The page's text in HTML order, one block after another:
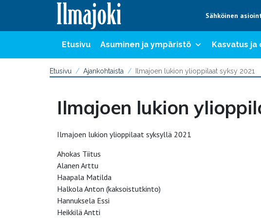
Sähköinen
Etusivu Asuminen ja ympäristö Kasvatus ja
Etusivu Ajankohtaista Ilmajoen lukion ylioppilaat syksy 2021
Ilmajoen lukion
Ilmajoen lukion ylioppilaat syksyllä 2021
Ahokas Tiitus
Alanen Arttu
Haapala Matilda
Halkola Anton (kaksoistutkinto)
Hannuksela Essi
Heikkilä Antti